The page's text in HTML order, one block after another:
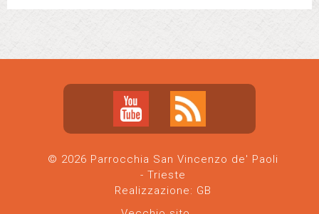
© 2026 Parrocchia San Vincenzo de' Paoli
- Trieste
Realizzazione: GB